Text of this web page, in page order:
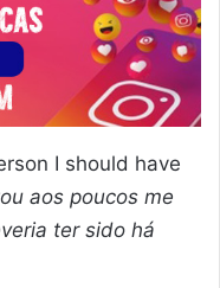
I should have
aos poucos me
ter sido há